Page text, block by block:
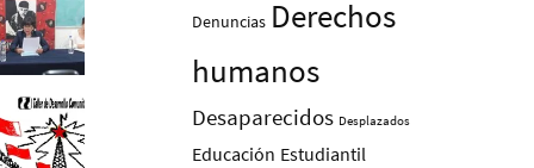
Denuncias Derechos
humanos
Desaparecidos Desplazados
Educación Estudiantil